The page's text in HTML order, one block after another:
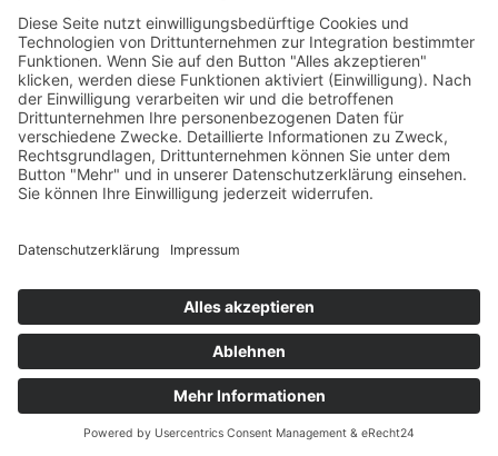
Ein Produkt von SYNTURA - Emotion,
Spaß und Herausforderung
Impressum Datenschutz­
© Hirschgrund Zipline Area
Vertrag widerrufen